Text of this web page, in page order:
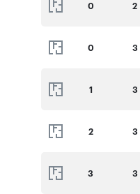
0 2
0 3
1 3
2 3
3 3